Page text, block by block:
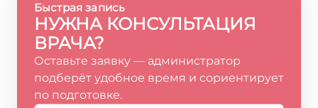
Быстрая запись
НУЖНА КОНСУЛЬТАЦИЯ
ВРАЧА?
Оставьте заявку — администратор
подберёт удобное время и сориентирует
по подготовке.